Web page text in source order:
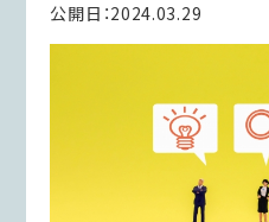
公開日：2024.03.29